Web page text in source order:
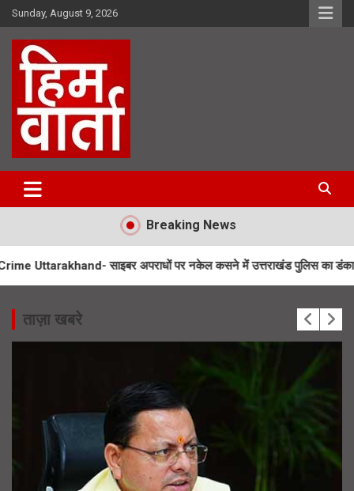
Skip
to
content
Sunday, August 9, 2026
Him Varta
Breaking News
साइबर अपराधों पर नकेल कसने में उत्तराखंड पुलिस का डंका Flying
ताज़ा खबरे